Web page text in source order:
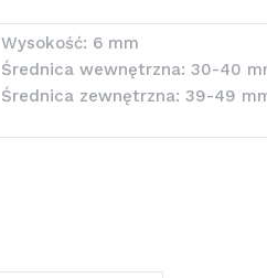
Wysokość: 6 mm
Średnica wewnętrzna: 30-40
Średnica zewnętrzna: 39-49